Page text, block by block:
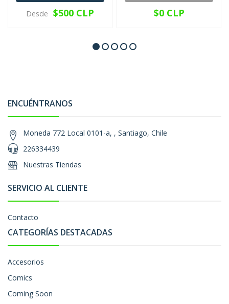
Desde $500 CLP $0 CLP
ENCUÉNTRANOS
Moneda 772 Local 0101-a, , Santiago, Chile
226334439
Nuestras Tiendas
SERVICIO AL CLIENTE
Contacto
CATEGORÍAS DESTACADAS
Accesorios
Comics
Coming Soon